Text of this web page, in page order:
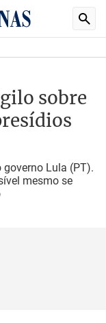
sobre
Lula (PT).
mesmo se